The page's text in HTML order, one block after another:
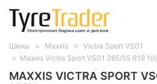
MAXXIS VICTRA SPORT
Шины Maxxis
Victra Sport VS01
Maxxis Victra Sport VS01 265/55 R19